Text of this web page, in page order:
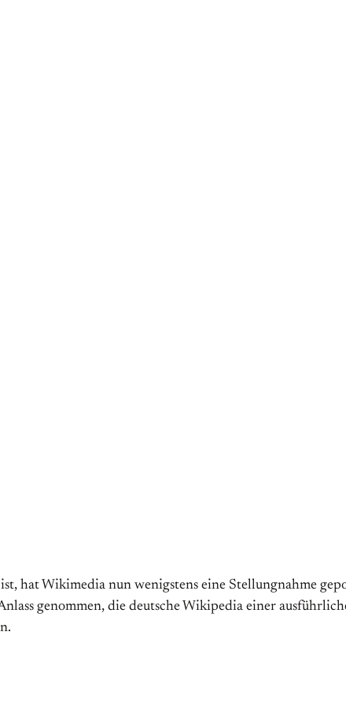
hat Wikimedia nun wenigstens eine Stellungnahme
genommen, die deutsche Wikipedia einer